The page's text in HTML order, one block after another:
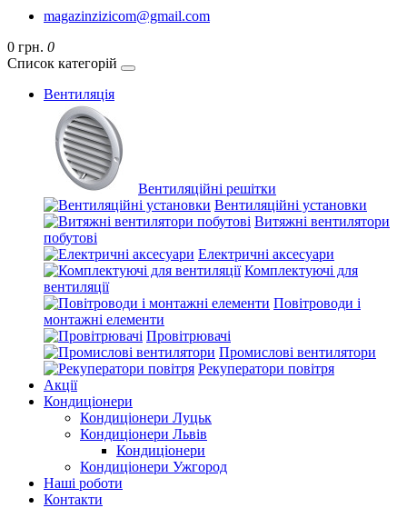
magazinzizicom@gmail.com
0 грн. 0
Список категорій
Вентиляція
Вентиляційні решітки
Вентиляційні установки
Витяжні вентилятори
побутові
Електричні аксесуари
Комплектуючі для
вентиляції
Повітроводи і
монтажні елементи
Провітрювачі
Промислові вентилятори
Рекуператори повітря
Акції
Кондиціонери
Кондиціонери Луцьк
Кондиціонери Львів
Кондиціонери
Кондиціонери Ужгород
Наші роботи
Контакти